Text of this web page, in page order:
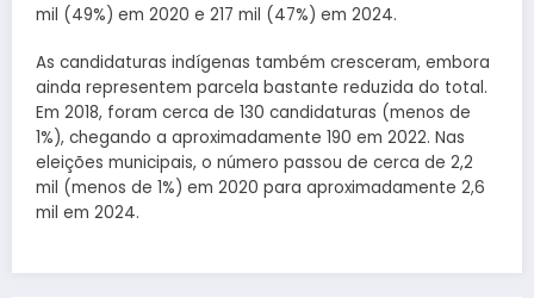
mil (49%) em 2020 e 217 mil (47%) em 2024.
As candidaturas indígenas também cresceram, embora
ainda representem parcela bastante reduzida do total.
Em 2018, foram cerca de 130 candidaturas (menos de
1%), chegando a aproximadamente 190 em 2022. Nas
eleições municipais, o número passou de cerca de 2,2
mil (menos de 1%) em 2020 para aproximadamente 2,6
mil em 2024.